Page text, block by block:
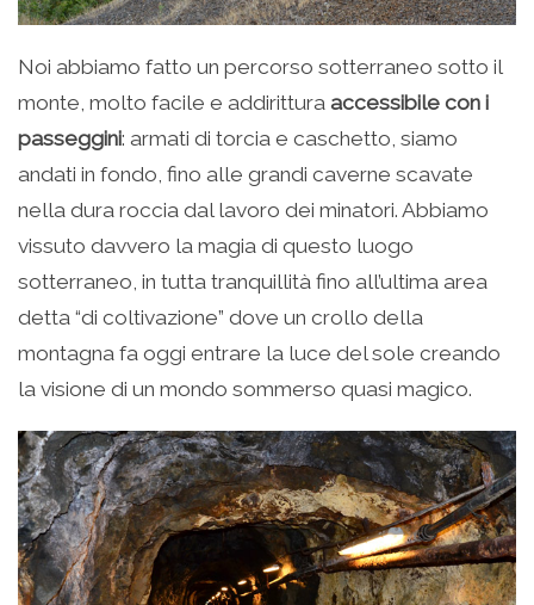
Noi abbiamo fatto un percorso sotterraneo sotto il
monte, molto facile e addirittura accessibile con i
passeggini: armati di torcia e caschetto, siamo
andati in fondo, fino alle grandi caverne scavate
nella dura roccia dal lavoro dei minatori. Abbiamo
vissuto davvero la magia di questo luogo
sotterraneo, in tutta tranquillità fino all’ultima area
detta “di coltivazione” dove un crollo della
montagna fa oggi entrare la luce del sole creando
la visione di un mondo sommerso quasi magico.